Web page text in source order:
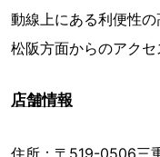
動線上にある利便性
松阪方面からのアクセ
店舗情報
住所：〒519-0506三